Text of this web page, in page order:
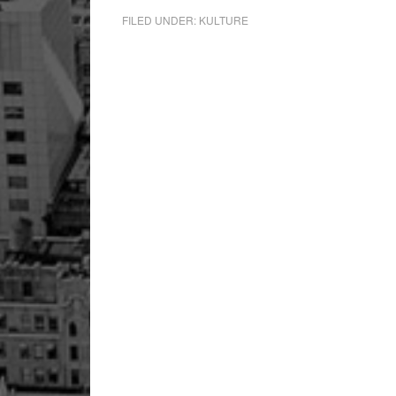
FILED UNDER: KULTURE